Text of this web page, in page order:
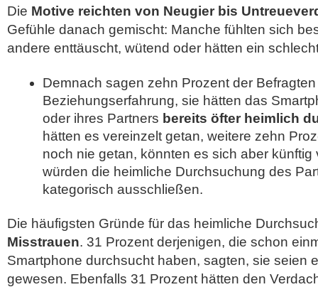
Die Motive reichten von Neugier bis
Gefühle danach gemischt: Manche fühlten sich
andere enttäuscht, wütend oder hätten ein
Demnach sagen zehn Prozent der Befragten
Beziehungserfahrung, sie hätten das
oder ihres Partners bereits öfter heimlich
hätten es vereinzelt getan, weitere zehn
noch nie getan, könnten es sich aber künftig
würden die heimliche Durchsuchung des
kategorisch ausschließen.
Die häufigsten Gründe für das heimliche
Misstrauen. 31 Prozent derjenigen, die schon
Smartphone durchsucht haben, sagten, sie seien
gewesen. Ebenfalls 31 Prozent hätten den